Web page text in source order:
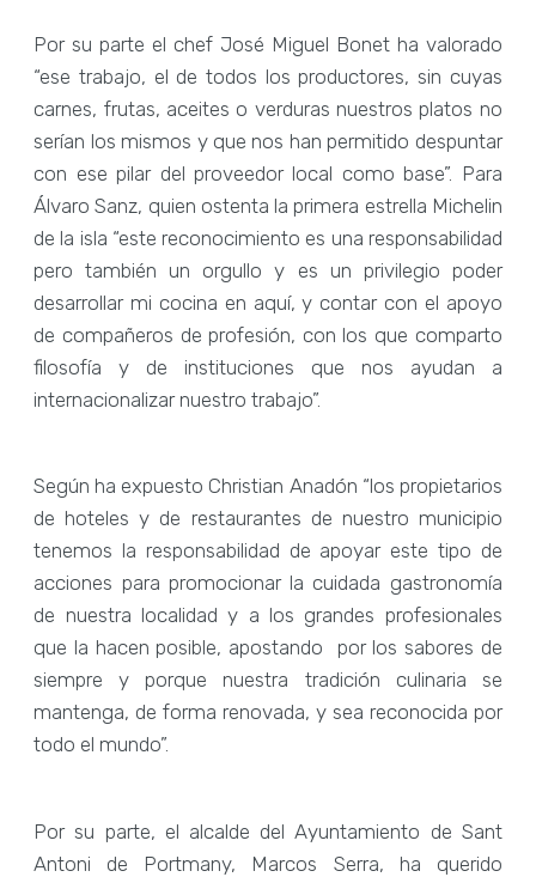
Por su parte el chef José Miguel Bonet ha valorado
“ese trabajo, el de todos los productores, sin cuyas
carnes, frutas, aceites o verduras nuestros platos no
serían los mismos y que nos han permitido despuntar
con ese pilar del proveedor local como base”. Para
Álvaro Sanz, quien ostenta la primera estrella Michelin
de la isla “este reconocimiento es una responsabilidad
pero también un orgullo y es un privilegio poder
desarrollar mi cocina en aquí, y contar con el apoyo
de compañeros de profesión, con los que comparto
filosofía y de instituciones que nos ayudan a
internacionalizar nuestro trabajo”.
Según ha expuesto Christian Anadón “los propietarios
de hoteles y de restaurantes de nuestro municipio
tenemos la responsabilidad de apoyar este tipo de
acciones para promocionar la cuidada gastronomía
de nuestra localidad y a los grandes profesionales
que la hacen posible, apostando
por los sabores de
siempre y porque nuestra tradición culinaria se
mantenga, de forma renovada, y sea reconocida por
todo el mundo”.
Por su parte, el alcalde del Ayuntamiento de Sant
Antoni de Portmany, Marcos Serra, ha querido